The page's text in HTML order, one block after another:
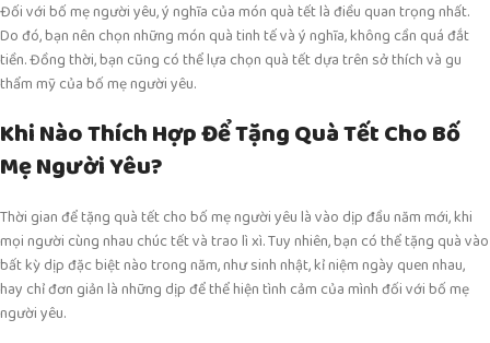
Đối với bố mẹ người yêu, ý nghĩa của món quà tết là điều quan trọng nhất.
Do đó, bạn nên chọn những món quà tinh tế và ý nghĩa, không cần quá đắt
tiền. Đồng thời, bạn cũng có thể lựa chọn quà tết dựa trên sở thích và gu
thẩm mỹ của bố mẹ người yêu.
Khi Nào Thích Hợp Để Tặng Quà Tết Cho Bố
Mẹ Người Yêu?
Thời gian để tặng quà tết cho bố mẹ người yêu là vào dịp đầu năm mới, khi
mọi người cùng nhau chúc tết và trao lì xì. Tuy nhiên, bạn có thể tặng quà vào
bất kỳ dịp đặc biệt nào trong năm, như sinh nhật, kỉ niệm ngày quen nhau,
hay chỉ đơn giản là những dịp để thể hiện tình cảm của mình đối với bố mẹ
người yêu.